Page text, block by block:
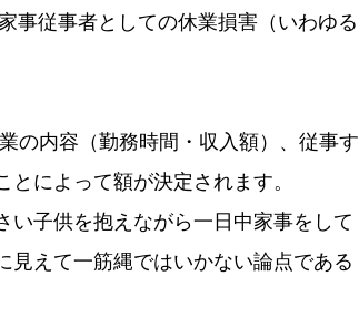
事従事者としての休業損害（いわゆる
の内容（勤務時間・収入額）、従事す
によって額が決定されます。
い子供を抱えながら一日中家事をして
えて一筋縄ではいかない論点である